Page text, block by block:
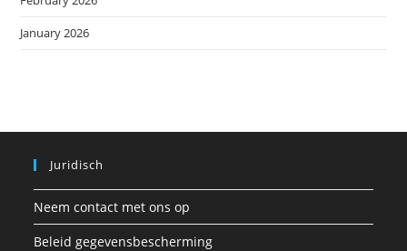
January 2026
Juridisch
Neem contact met ons op
Beleid gegevensbescherming